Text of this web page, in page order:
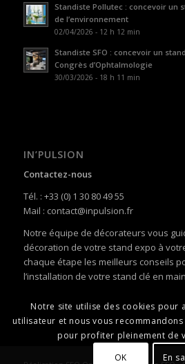
Standiste Pollutec : concevoir un
de l’environnement
02/04/2026 - 12 h 12 min
Standiste SFO : concevoir un
Congrès d’Ophtalmologie
30/03/2026 - 18 h 11 min
IN’PULSION
Contactez-nous
Tél. : +33 (0) 1 30 80 49 55
Mail : contact@inpulsion.fr
Notre équipe de décorateurs vous
décoration de votre stand expo à
chaque étape les meilleurs conseils
l’installation de votre stand clé en
Notre site utilise des cookies pour
utilisateur et nous vous
pour profiter pleinement de
OK
En